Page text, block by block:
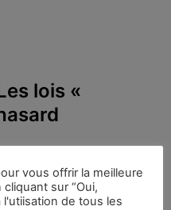
lois «
Alfred|Mots-
et spiritualité
vous offrir la meilleure
sur “Oui,
de tous les